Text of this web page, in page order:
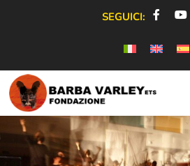
SEGUICI: